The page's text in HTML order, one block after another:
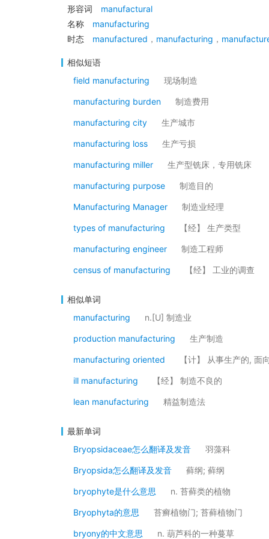
形容词
manufactural
名称
manufacturing
时态
manufactured ， manufacturing ，
相似短语
field manufacturing
现场制造
manufacturing burden 制造费用
manufacturing city 生产城市
manufacturing loss 生产亏损
manufacturing miller 生产型铣床，专用铣床
manufacturing purpose 制造目的
Manufacturing Manager 制造业经理
types of manufacturing 【经】 生产类型
manufacturing engineer 制造工程师
census of manufacturing 【经】 工业的调查
相似单词
manufacturing
n.[U] 制造业
production manufacturing 生产制造
manufacturing oriented 【计】 从事生产的, 面
ill manufacturing 【经】 制造不良的
lean manufacturing 精益制造法
最新单词
Bryopsidaceae怎么翻译及发音
羽藻科
Bryopsida怎么翻译及发音 藓纲; 藓纲
bryophyte是什么意思 n. 苔藓类的植物
Bryophyta的意思 苔癣植物门; 苔藓植物门
bryony的中文意思 n. 葫芦科的一种蔓草